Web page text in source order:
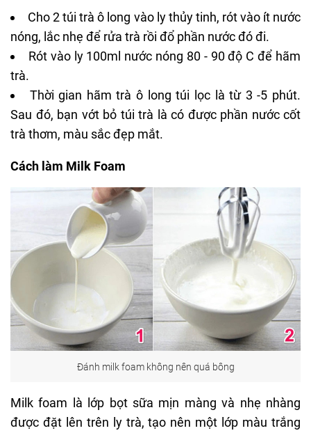
Cho 2 túi trà ô long vào ly thủy tinh, rót vào ít nước
nóng, lắc nhẹ để rửa trà rồi đổ phần nước đó đi.
Rót vào ly 100ml nước nóng 80 - 90 độ C để hãm
trà.
Thời gian hãm trà ô long túi lọc là từ 3 -5 phút.
Sau đó, bạn vớt bỏ túi trà là có được phần nước cốt
trà thơm, màu sắc đẹp mắt.
Cách làm Milk Foam
Đánh milk foam không nên quá bông
Milk foam là lớp bọt sữa mịn màng và nhẹ nhàng
được đặt lên trên ly trà, tạo nên một lớp màu trắng